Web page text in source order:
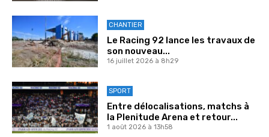
CHANTIER
Le Racing 92 lance les travaux de
son nouveau...
16 juillet 2026 à 8h29
SPORT
Entre délocalisations, matchs à
la Plenitude Arena et retour...
1 août 2026 à 13h58